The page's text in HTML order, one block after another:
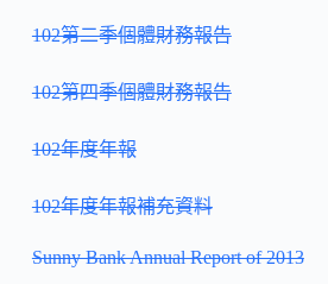
102第二季個體財務報告
102第四季個體財務報告
102年度年報
102年度年報補充資料
Sunny Bank Annual Report of 2013